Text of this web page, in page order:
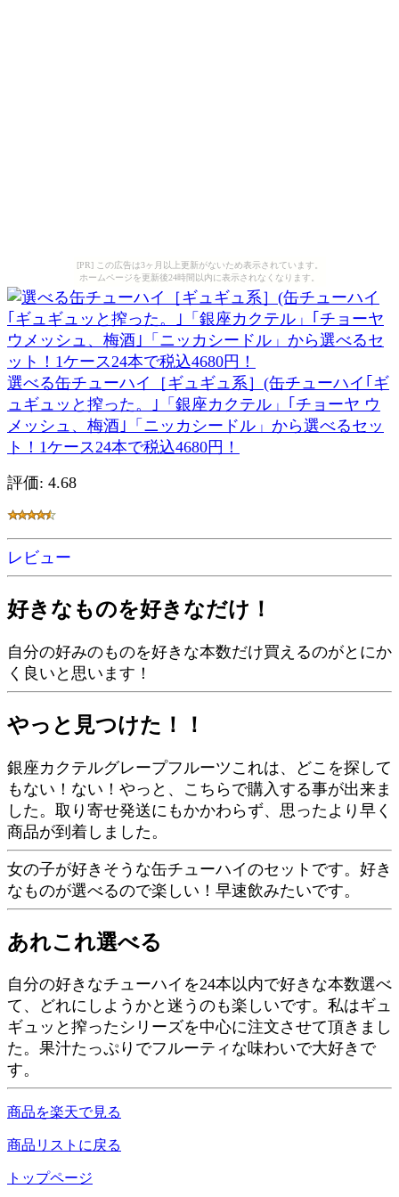
[PR] この広告は3ヶ月以上更新がないため表示されています。
ホームページを更新後24時間以内に表示されなくなります。
選べる缶チューハイ［ギュギュ系］(缶チューハイ｢ギ
ュギュッと搾った。｣「銀座カクテル」｢チョーヤ ウ
メッシュ、梅酒｣「ニッカシードル」から選べるセッ
ト！1ケース24本で税込4680円！
評価: 4.68
レビュー
好きなものを好きなだけ！
自分の好みのものを好きな本数だけ買えるのがとにか
く良いと思います！
やっと見つけた！！
銀座カクテルグレープフルーツこれは、どこを探して
もない！ない！やっと、こちらで購入する事が出来ま
した。取り寄せ発送にもかかわらず、思ったより早く
商品が到着しました。
女の子が好きそうな缶チューハイのセットです。好き
なものが選べるので楽しい！早速飲みたいです。
あれこれ選べる
自分の好きなチューハイを24本以内で好きな本数選べ
て、どれにしようかと迷うのも楽しいです。私はギュ
ギュッと搾ったシリーズを中心に注文させて頂きまし
た。果汁たっぷりでフルーティな味わいで大好きで
す。
商品を楽天で見る
商品リストに戻る
トップページ